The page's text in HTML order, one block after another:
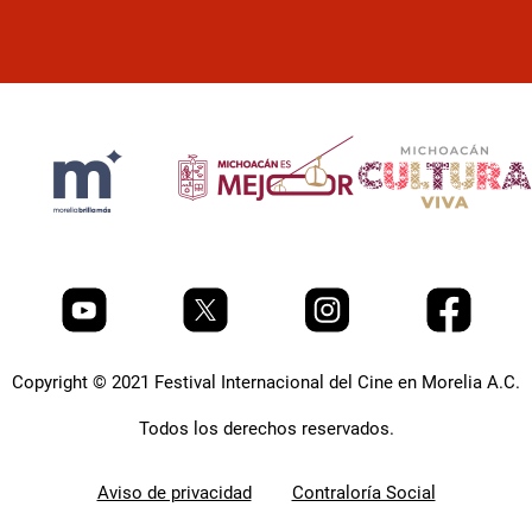
Copyright © 2021 Festival Internacional del Cine en Morelia A.C.
Todos los derechos reservados.
Aviso de privacidad Contraloría Social